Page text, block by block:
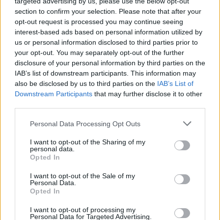
section to confirm your selection. Please note that after your
opt-out request is processed you may continue seeing
interest-based ads based on personal information utilized by
us or personal information disclosed to third parties prior to
your opt-out. You may separately opt-out of the further
disclosure of your personal information by third parties on the
IAB’s list of downstream participants. This information may
also be disclosed by us to third parties on the IAB’s List of
Downstream Participants that may further disclose it to other
Please note that this website/app uses one or more Google
not limited to your visit or usage behaviour. You may click to
grant or deny consent to Google and its third-party tags to
use your data for below specified purposes in below Google
consent section.
Personal Data Processing Opt Outs
I want to opt-out of the Sharing of my
personal data.
Opted In
I want to opt-out of the Sale of my
Personal Data.
Opted In
I want to opt-out of processing my
Personal Data for Targeted Advertising.
vittoria come frutto di preparazione e chimica,
evidenziando come l’entusiasmo e la volontà di
migliorare siano elementi distintivi di questo
gruppo.
Per Gorizia la serata è stata più di una semplice
amichevole: è stata la riconsegna del grande
basket alla città, con pubblico e tradizione a fare
convincente e utile in preparazione alle sfide
ufficiali.
AUTORE
Ilaria Mauri
Ilaria Mauri, bolognese, decise di seguire il
giornalismo sportivo dopo una notte al